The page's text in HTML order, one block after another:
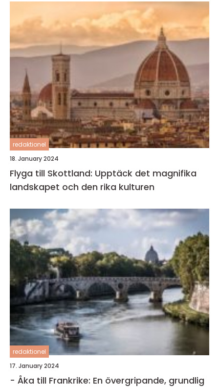
redaktionel
18. January 2024
Flyga till Skottland: Upptäck det magnifika
landskapet och den rika kulturen
redaktionel
17. January 2024
- Åka till Frankrike: En övergripande, grundlig